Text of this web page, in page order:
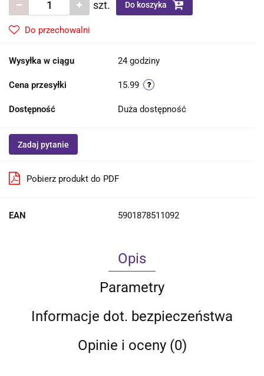
szt. Do koszyka
Do przechowalni
Wysyłka w ciągu 24 godziny
Cena przesyłki 15.99
Dostępność Duża dostępność
Zadaj pytanie
Pobierz produkt do PDF
EAN 5901878511092
Opis
Parametry
Informacje dot. bezpieczeństwa
Opinie i oceny (0)